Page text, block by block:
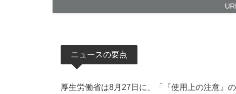
ニュースの要点
厚生労働省は8月27日に、「『使用上の注意』